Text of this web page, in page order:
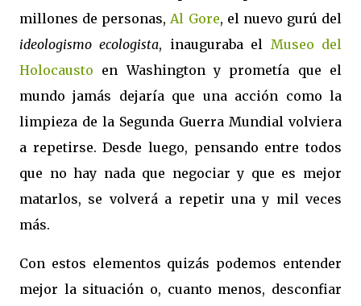
millones de personas,Al Gore, el nuevo gurú del
ideologismo ecologista, inauguraba el Museo del
Holocausto en Washington y prometía que el
mundo jamás dejaría que una acción como la
limpieza de la Segunda Guerra Mundial volviera
a repetirse. Desde luego, pensando entre todos
que no hay nada que negociar y que es mejor
matarlos, se volverá a repetir una y mil veces
más.
Con estos elementos quizás podemos entender
mejor la situación o, cuanto menos, desconfiar